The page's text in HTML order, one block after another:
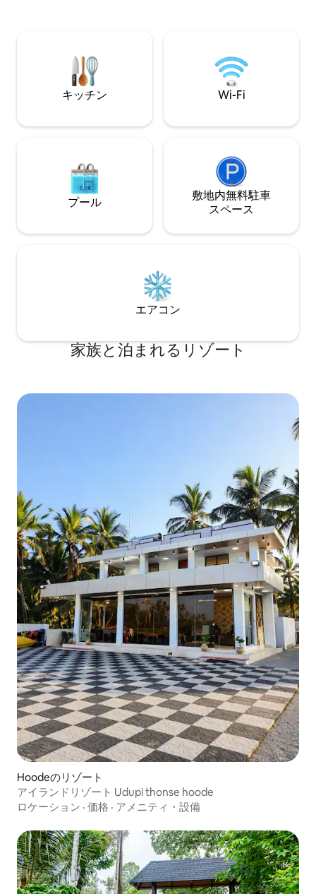
自然療法スパセラピーやホリスティック
なウェルネストリートメントで活力を取
り戻すことができます。
キッチン Wi-Fi
プール
敷地内無料駐⁠車
ス⁠ペ⁠ー⁠ス
エアコン
家族と泊まれるリゾート
Hoodeのリゾート
アイランドリゾート Udupi thonse hoode
ロケーション · 価格 · アメニティ・設備